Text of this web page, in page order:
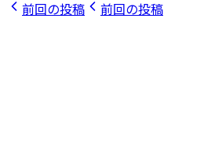
前回の投稿
前回の投稿